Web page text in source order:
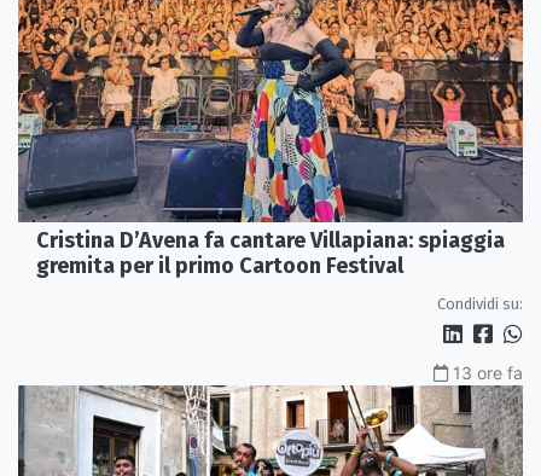
Cristina D’Avena fa cantare Villapiana: spiaggia
gremita per il primo Cartoon Festival
Condividi su:
13 ore fa